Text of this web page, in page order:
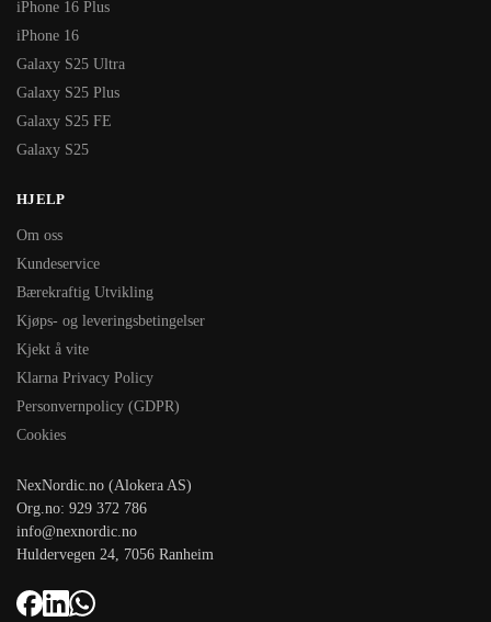
iPhone 16 Plus
iPhone 16
Galaxy S25 Ultra
Galaxy S25 Plus
Galaxy S25 FE
Galaxy S25
HJELP
Om oss
Kundeservice
Bærekraftig Utvikling
Kjøps- og leveringsbetingelser
Kjekt å vite
Klarna Privacy Policy
Personvernpolicy (GDPR)
Cookies
NexNordic.no (Alokera AS)
Org.no: 929 372 786
info@nexnordic.no
Huldervegen 24, 7056 Ranheim